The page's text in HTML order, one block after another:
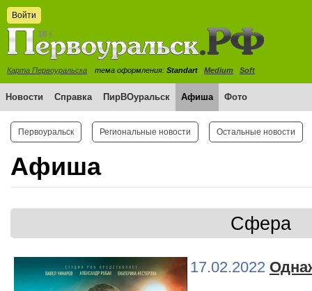
Войти
Карта Первоуральска тема оформления: Standart Medium Soft
Новости Справка ПирВОуральск Афиша Фото
Первоуральск Региональные новости Остальные новости
Афиша
Сфера
17.02.2022